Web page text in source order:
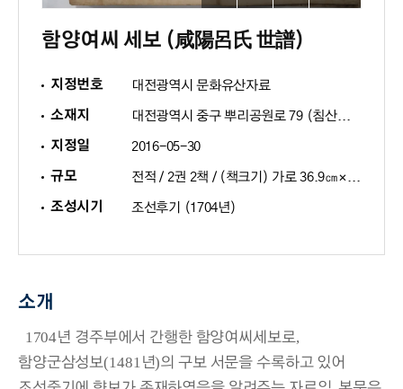
함양여씨 세보 (咸陽呂氏 世譜)
지정번호 대전광역시 문화유산자료
소재지 대전광역시 중구 뿌리공원로 79 (침산동 364) 한국족보박물관
지정일 2016-05-30
규모 전적 / 2권 2책 / (책크기) 가로 36.9㎝×세로 25.8㎝
조성시기 조선후기 (1704년)
소개
1704년 경주부에서 간행한 함양여씨세보로,
함양군삼성보(1481년)의 구보 서문을 수록하고 있어